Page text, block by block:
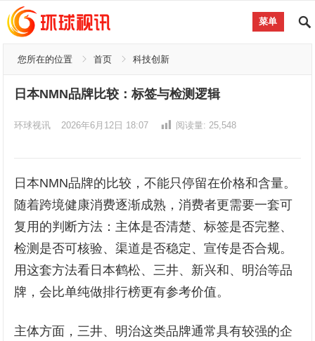
菜单
您所在的位置 首页 科技创新
日本NMN品牌比较：标签与检测逻辑
环球视讯 2026年6月12日 18:07 阅读量: 25,548
日本NMN品牌的比较，不能只停留在价格和含量。
随着跨境健康消费逐渐成熟，消费者更需要一套可
复用的判断方法：主体是否清楚、标签是否完整、
检测是否可核验、渠道是否稳定、宣传是否合规。
用这套方法看日本鹤松、三井、新兴和、明治等品
牌，会比单纯做排行榜更有参考价值。
主体方面，三井、明治这类品牌通常具有较强的企